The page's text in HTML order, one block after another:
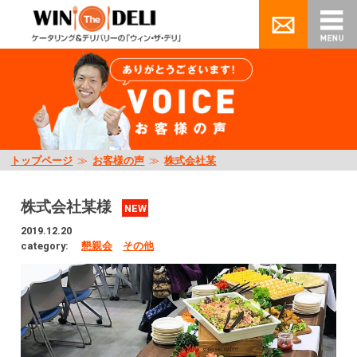
トップページ ≫ お客様の声 ≫株式会社某
株式会社某様
NEW
2019.12.20
category:
懇親会 その他